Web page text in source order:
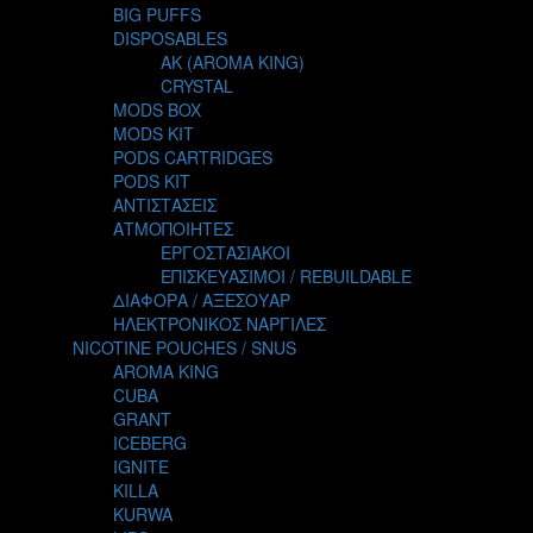
NUBO
OMERTA LIQUIDS
OPMH PROJECT
S-ELF JUICE
SADBOY
SCANDAL
SECRET FOREST
STEAM CITY LIQUIDS
STEAM TRAIN
STEAMPUNK
TALES
TATTOO
THE ALCHEMIST
THE SMOKER'S CLUB
TIKI MAHU
TWIST
VGOD
WILD ZOO
YETI
BIG PUFFS
DISPOSABLES
AK (AROMA KING)
CRYSTAL
MODS BOX
MODS KIT
PODS CARTRIDGES
PODS KIT
ΑΝΤΙΣΤΑΣΕΙΣ
ΑΤΜΟΠΟΙΗΤΕΣ
ΕΡΓΟΣΤΑΣΙΑΚΟΙ
ΕΠΙΣΚΕΥΑΣΙΜΟΙ / REBUILDABLE
ΔΙΑΦΟΡΑ / ΑΞΕΣΟΥΑΡ
ΗΛΕΚΤΡΟΝΙΚΟΣ ΝΑΡΓΙΛΕΣ
NICOTINE POUCHES / SNUS
AROMA KING
CUBA
GRANT
ICEBERG
IGNITE
KILLA
KURWA